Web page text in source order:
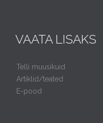
VAATA LISAKS
Telli muusikuid
Artiklid/teated
E-pood